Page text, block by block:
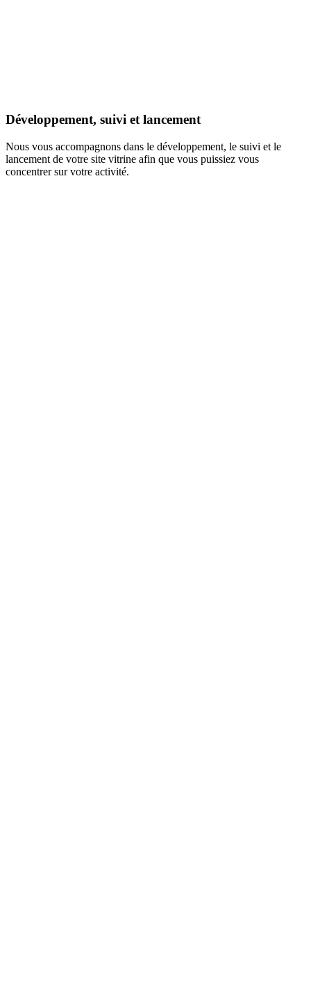
Développement, suivi et lancement
Nous vous accompagnons dans le développement, le suivi et le
lancement de votre site vitrine afin que vous puissiez vous
concentrer sur votre activité.